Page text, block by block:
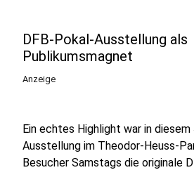
DFB-Pokal-Ausstellung als
Publikumsmagnet
Anzeige
Ein echtes Highlight war in
Ausstellung im Theodor-Heuss-
Besucher Samstags die originale